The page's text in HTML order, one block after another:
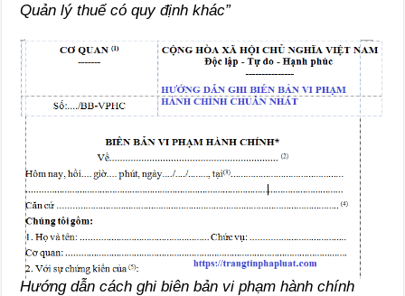
Quản lý thuế có quy định khác”
Hướng dẫn cách ghi biên bản vi phạm hành chính